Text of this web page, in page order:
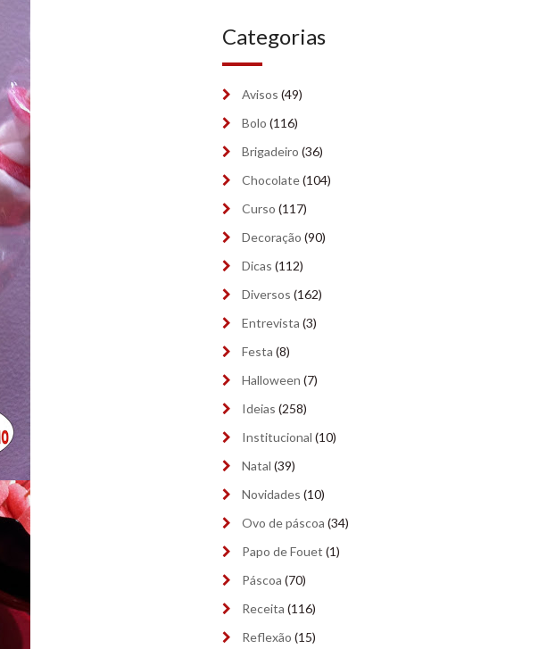
outubro 2024(7)
agosto 2024
julho 2024 (2)
junho 2024(2)
abril 2024(9)
março 2024(6)
fevereiro 2024
dezembro 2023
novembro 2023(9)
setembro 2023 (9)
agosto 2023(9)
julho 2023 (8)
Categorias
Avisos (49)
Bolo (116)
Brigadeiro (36)
Chocolate(104)
Curso (117)
Decoração (90)
Dicas (112)
Diversos (162)
Entrevista (3)
Festa (8)
Halloween (7)
Ideias (258)
Institucional (10)
Natal (39)
Novidades (10)
Ovo de páscoa (34)
Papo de Fouet (1)
Páscoa (70)
Receita (116)
Reflexão (15)